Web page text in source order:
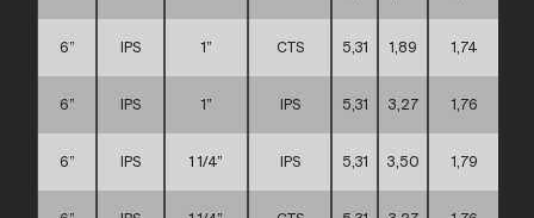
6” IPS 1” CTS 5,31 1,89 1,74
6” IPS 1” IPS 5,31 3,27 1,76
6” IPS 1 1/4” IPS 5,31 3,50 1,79